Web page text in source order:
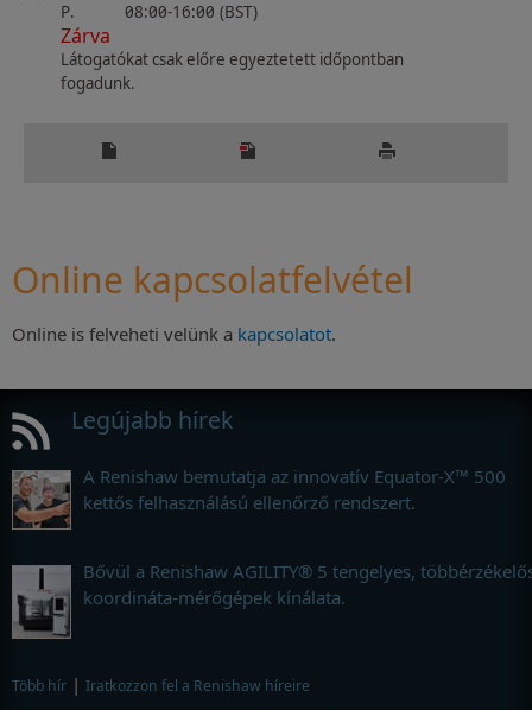
P.
08:00-16:00 (BST)
Zárva
Látogatókat csak előre egyeztetett időpontban
fogadunk.
Online kapcsolatfelvétel
Online is felveheti velünk a kapcsolatot.
Legújabb hírek
A Renishaw bemutatja az innovatív Equator-X™ 500
kettős felhasználású ellenőrző rendszert.
Bővül a Renishaw AGILITY® 5 tengelyes,
koordináta-mérőgépek kínálata.
Több hír | Iratkozzon fel a Renishaw híreire